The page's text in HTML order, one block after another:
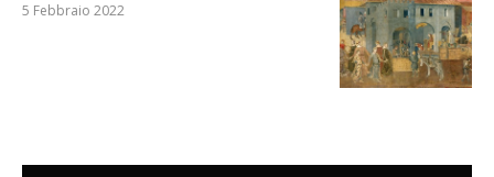
5 Febbraio 2022